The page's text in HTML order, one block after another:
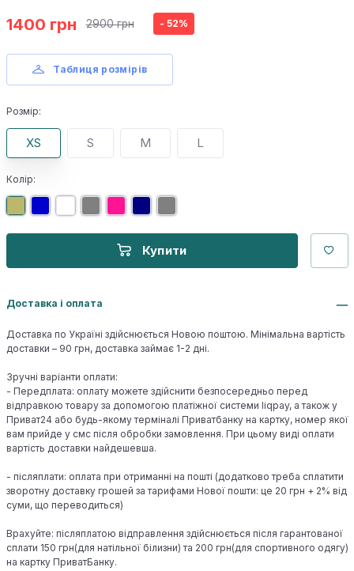
1400 грн 2900 грн - 52%
Таблиця розмірів
Розмір:
XS S M L
Колір:
Купити
Доставка і оплата
Доставка по Україні здійснюється Новою поштою. Мінімальна вартість
доставки – 90 грн, доставка займає 1-2 дні.
Зручні варіанти оплати:
- Передплата: оплату можете здійснити безпосередньо перед
відправкою товару за допомогою платіжної системи liqpay, а також у
Приват24 або будь-якому терміналі Приватбанку на картку, номер якої
вам прийде у смс після обробки замовлення. При цьому виді оплати
вартість доставки найдешевша.
- післяплати: оплата при отриманні на пошті (додатково треба сплатити
зворотну доставку грошей за тарифами Нової пошти: це 20 грн + 2% від
суми, що переводиться)
Врахуйте: післяплатою відправлення здійснюється після гарантованої
сплати 150 грн(для натільної білизни) та 200 грн(для спортивного одягу)
на картку ПриватБанку.